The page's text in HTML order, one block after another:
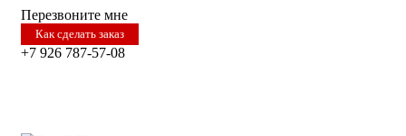
Перезвоните мне
Как сделать заказ
+7 926 787-57-08